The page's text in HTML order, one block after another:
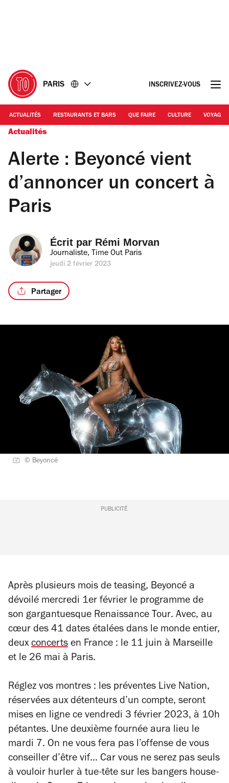
PARIS INSCRIVEZ-VOUS
ACTUALITÉS RESTAURANTS ET BARS QUE FAIRE CULTURE VOYAGE
Actualités
Alerte : Beyoncé vient
d’annoncer un concert à
Paris
Écrit par Rémi Morvan
Journaliste, Time Out Paris
jeudi 2 février 2023
Partager
© Beyoncé
PUBLICITÉ
Après plusieurs mois de teasing, Beyoncé a
dévoilé mercredi 1er février le programme de
son gargantuesque Renaissance Tour. Avec, au
cœur des 41 dates étalées dans le monde entier,
deux concerts en France : le 11 juin à Marseille
et le 26 mai à Paris.
Réglez vos montres : les préventes Live Nation,
réservées aux détenteurs d’un compte, seront
mises en ligne ce vendredi 3 février 2023, à 10h
pétantes. Une deuxième fournée aura lieu le
mardi 7. On ne vous fera pas l’offense de vous
conseiller d’être vif… Car vous ne serez pas seuls
à vouloir hurler à tue-tête sur les bangers house-